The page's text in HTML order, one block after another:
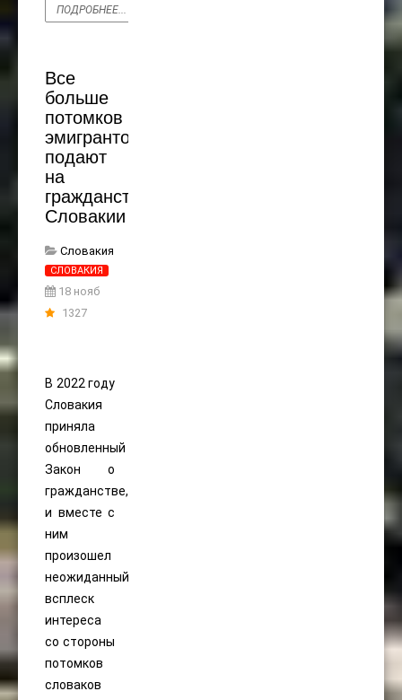
ПОДРОБНЕЕ...
Все
больше
потомков
эмигрантов
подают
на
гражданство
Словакии
Словакия
СЛОВАКИЯ
18 нояб
1327
В 2022 году
Словакия
приняла
обновленный
Закон о
гражданстве,
и вместе с
ним
произошел
неожиданный
всплеск
интереса
со стороны
потомков
словаков